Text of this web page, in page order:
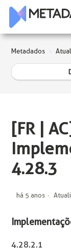
Metadados
[FR |
4.28.3
há 5 anos
4.28.2.1